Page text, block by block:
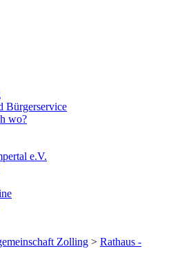
Bürgerservice
wo?
e.V.
Zolling > Rathaus -